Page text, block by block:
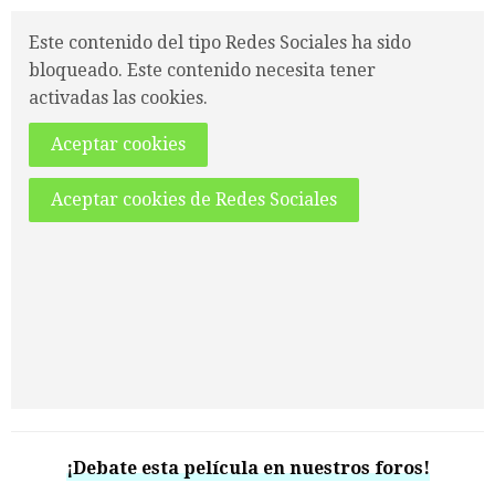
Este contenido del tipo Redes Sociales ha sido
bloqueado. Este contenido necesita tener
activadas las cookies.
Aceptar cookies
Aceptar cookies de Redes Sociales
¡Debate esta película en nuestros foros!